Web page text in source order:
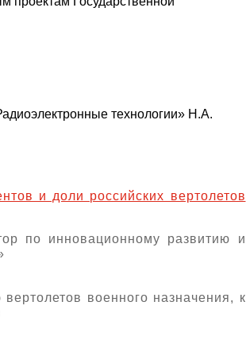
технологии» Н.А.
и доли российских вертолетов
по инновационному развитию и
военного назначения, к